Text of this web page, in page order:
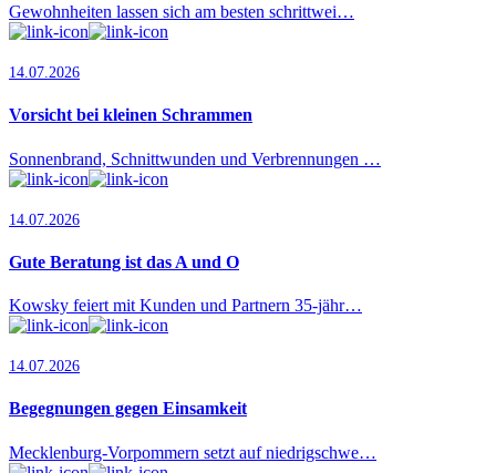
Gewohnheiten lassen sich am besten schrittwei…
14.07.2026
Vorsicht bei kleinen Schrammen
Sonnenbrand, Schnittwunden und Verbrennungen …
14.07.2026
Gute Beratung ist das A und O
Kowsky feiert mit Kunden und Partnern 35-jähr…
14.07.2026
Begegnungen gegen Einsamkeit
Mecklenburg-Vorpommern setzt auf niedrigschwe…